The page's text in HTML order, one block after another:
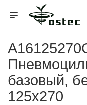
базовый,
125x270